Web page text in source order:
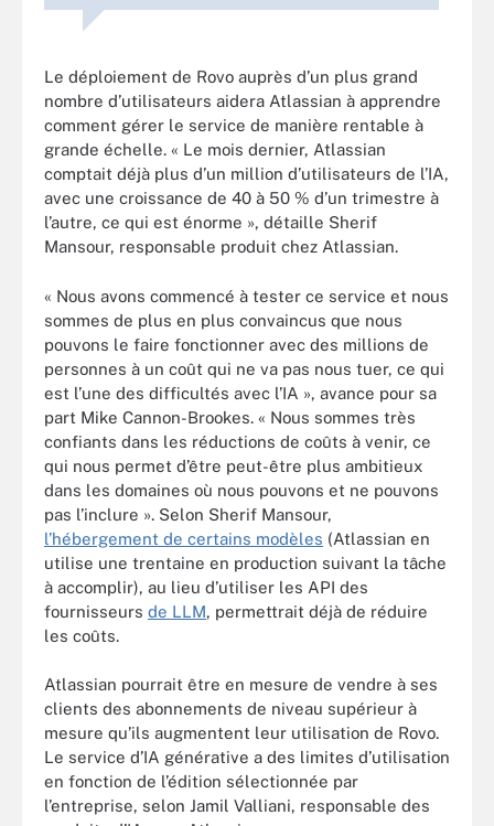
Le déploiement de Rovo auprès d’un plus grand
nombre d’utilisateurs aidera Atlassian à apprendre
comment gérer le service de manière rentable à
grande échelle. « Le mois dernier, Atlassian
comptait déjà plus d’un million d’utilisateurs de l’IA,
avec une croissance de 40 à 50 % d’un trimestre à
l’autre, ce qui est énorme », détaille Sherif
Mansour, responsable produit chez Atlassian.
« Nous avons commencé à tester ce service et nous
sommes de plus en plus convaincus que nous
pouvons le faire fonctionner avec des millions de
personnes à un coût qui ne va pas nous tuer, ce qui
est l’une des difficultés avec l’IA », avance pour sa
part Mike Cannon-Brookes. « Nous sommes très
confiants dans les réductions de coûts à venir, ce
qui nous permet d’être peut-être plus ambitieux
dans les domaines où nous pouvons et ne pouvons
pas l’inclure ». Selon Sherif Mansour,
l’hébergement de certains modèles (Atlassian en
utilise une trentaine en production suivant la tâche
à accomplir), au lieu d’utiliser les API des
fournisseurs de LLM, permettrait déjà de réduire
les coûts.
Atlassian pourrait être en mesure de vendre à ses
clients des abonnements de niveau supérieur à
mesure qu’ils augmentent leur utilisation de Rovo.
Le service d’IA générative a des limites d’utilisation
en fonction de l’édition sélectionnée par
l’entreprise, selon Jamil Valliani, responsable des